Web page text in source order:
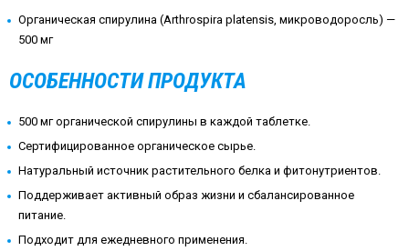
Органическая спирулина (Arthrospira platensis, микроводоросль) —
500 мг
ОСОБЕННОСТИ ПРОДУКТА
500 мг органической спирулины в каждой таблетке.
Сертифицированное органическое сырье.
Натуральный источник растительного белка и фитонутриентов.
Поддерживает активный образ жизни и сбалансированное
питание.
Подходит для ежедневного применения.